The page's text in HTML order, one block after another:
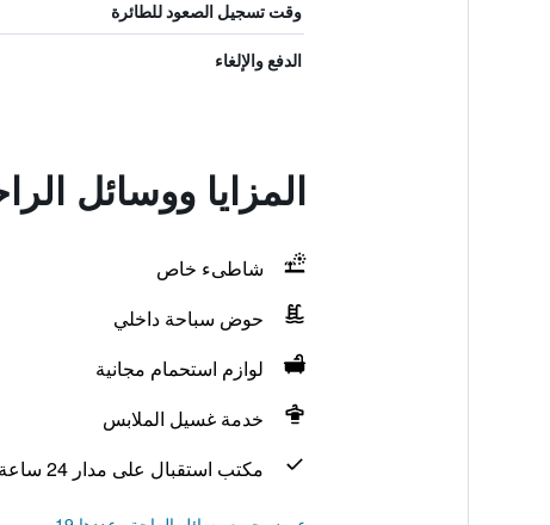
وقت تسجيل الصعود للطائرة
الدفع والإلغاء
المزايا ووسائل
شاطىء خاص
حوض سباحة داخلي
لوازم استحمام مجانية
خدمة غسيل الملابس
مكتب استقبال على مدار 24 ساعة